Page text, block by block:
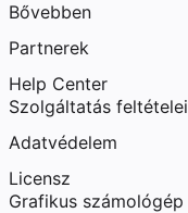
Bővebben
Partnerek
Help Center
Szolgáltatás feltételei
Adatvédelem
Licensz
Grafikus számológép